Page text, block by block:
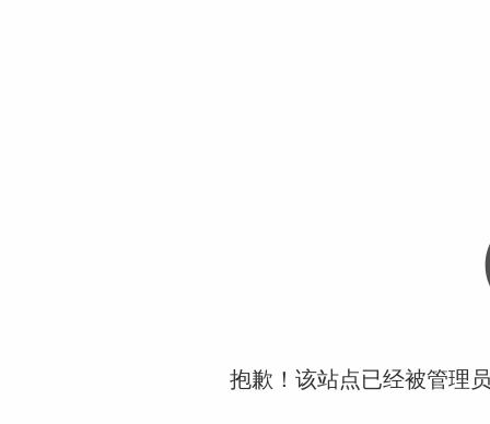
抱歉！该站点已经被管理